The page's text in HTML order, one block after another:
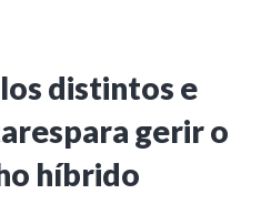
distintos e
para gerir o
híbrido